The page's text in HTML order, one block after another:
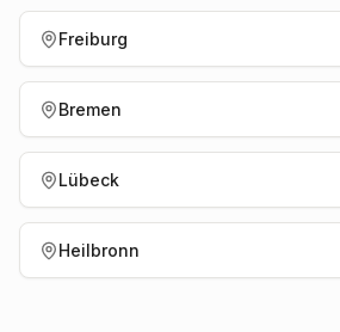
Freiburg
Bremen
Lübeck
Heilbronn